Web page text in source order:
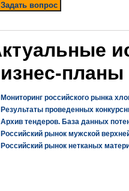
Задать вопрос
планы
Мониторинг российского рынка
Результаты проведенных
Архив тендеров. База данных
Российский рынок мужской
Российский рынок нетканых